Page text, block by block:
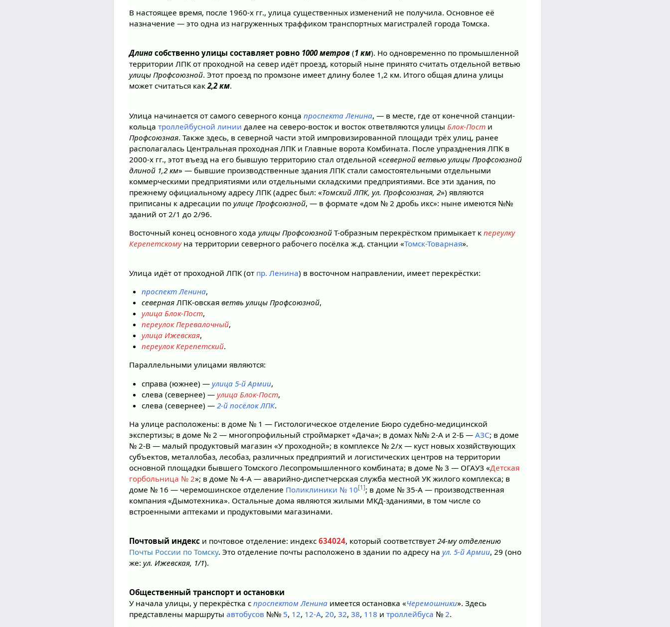
В настоящее время, после 1960-х гг., улица существенных изменений не получила. Основное её
назначение — это одна из нагруженных траффиком транспортных магистралей города Томска.
Длина собственно улицы составляет ровно 1000 метров (1 км). Но одновременно по промышленной
территории ЛПК от проходной на север идёт проезд, который ныне принято считать отдельной ветвью
улицы Профсоюзной. Этот проезд по промзоне имеет длину более 1,2 км. Итого общая длина улицы
может считаться как2,2 км.
Улица начинается от самого северного концапроспекта Ленина, — в месте, где от конечной станции-
кольцатроллейбусной линии далее на северо-восток и восток ответвляются улицы Блок-Пост и
Профсоюзная. Также здесь, в северной части этой импровизированной площади трёх улиц, ранее
располагалась Центральная проходная ЛПК и Главные ворота Комбината. После упразднения ЛПК в
2000-х гг., этот въезд на его бывшую территорию стал отдельной «северной ветвью улицы Профсоюзной
длиной 1,2 км» — бывшие производственные здания ЛПК стали самостоятельными отдельными
коммерческими предприятиями или отдельными складскими предприятиями. Все эти здания, по
прежнему официальному адресу ЛПК (адрес был: «Томский ЛПК, ул. Профсоюзная, 2») являются
приписаны к адресации поулице Профсоюзной, — в формате «дом № 2 дробь икс»: ныне имеются №№
зданий от 2/1 до 2/96.
Восточный конец основного ходаулицы Профсоюзной Т-образным перекрёстком примыкает кпереулку
Керепетскомуна территории северного рабочего посёлка ж.д. станции «Томск-Товарная».
Улица идёт от проходной ЛПК (от пр. Ленина) в восточном направлении, имеет перекрёстки:
проспект Ленина,
севернаяЛПК-овская ветвь улицы Профсоюзной,
улица Блок-Пост,
переулок Перевалочный,
улица Ижевская,
переулок Керепетский.
Параллельными улицами являются:
справа (южнее) — улица 5-й Армии,
слева (севернее) — улица Блок-Пост,
слева (севернее) — 2-й посёлок ЛПК.
На улице расположены: в доме № 1 — Гистологическое отделение Бюро судебно-медицинской
экспертизы; в доме № 2 — многопрофильный строймаркет «Дача»; в домах №№ 2-А и 2-Б —АЗС; в доме
№ 2-В — малый продуктовый магазин «У проходной»; в комплексе № 2/х — куст новых хозяйствующих
субъектов, металлобаз, лесобаз, различных предприятий и логистических центров на территории
основной площадки бывшего Томского Лесопромышленного комбината; в доме № 3 — ОГАУЗ «Детская
горбольница № 2»; в доме № 4-А — аварийно-диспетчерская служба местной УК жилого комплекса; в
доме № 16 — черемошинское отделение Поликлиники № 10[1]; в доме № 35-А — производственная
компания «Дымотехника». Остальные дома являются жилыми МКД-зданиями, в том числе со
встроенными аптеками и продуктовыми магазинами.
Почтовый индекс и почтовое отделение: индекс634024, который соответствует24-му отделению
Почты России по Томску. Это отделение почты расположено в здании по адресу наул. 5-й Армии, 29 (оно
же:ул. Ижевская, 1/1).
Общественный транспорт и остановки
У начала улицы, у перекрёстка спроспектом Ленина имеется остановка «Черемошники». Здесь
представлены маршрутыавтобусов №№ 5, 12, 12-А,20,32,38, 118 итроллейбуса №2.